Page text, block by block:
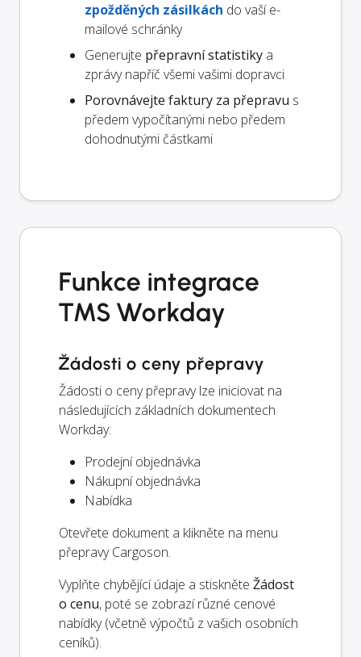
zpožděných zásilkách do vaší e-
mailové schránky
Generujte přepravní statistiky a
zprávy napříč všemi vašimi dopravci
Porovnávejte faktury za přepravu s
předem vypočítanými nebo předem
dohodnutými částkami
Funkce integrace
TMS Workday
Žádosti o ceny přepravy
Žádosti o ceny přepravy lze iniciovat na
následujících základních dokumentech
Workday:
Prodejní objednávka
Nákupní objednávka
Nabídka
Otevřete dokument a klikněte na menu
přepravy Cargoson.
Vyplňte chybějící údaje a stiskněte Žádost
o cenu, poté se zobrazí různé cenové
nabídky (včetně výpočtů z vašich osobních
ceníků).